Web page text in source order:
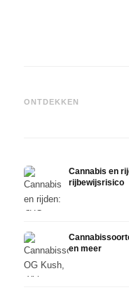
ONTDEKKEN
zelfmedicatie en wat
Cannabis en
rijbewijsrisico
en meer